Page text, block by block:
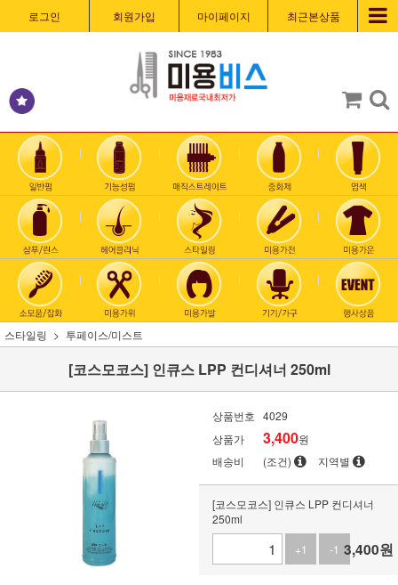
로그인 회원가입 마이페이지 최근본상품
스타일링 투페이스/미스트
[코스모코스] 인큐스 LPP 컨디셔너 250ml
상품번호 4029
상품가
3,400원
배송비
(조건) 지역별
[코스모코스] 인큐스 LPP 컨디셔너
250ml
+1
-1 3,400원